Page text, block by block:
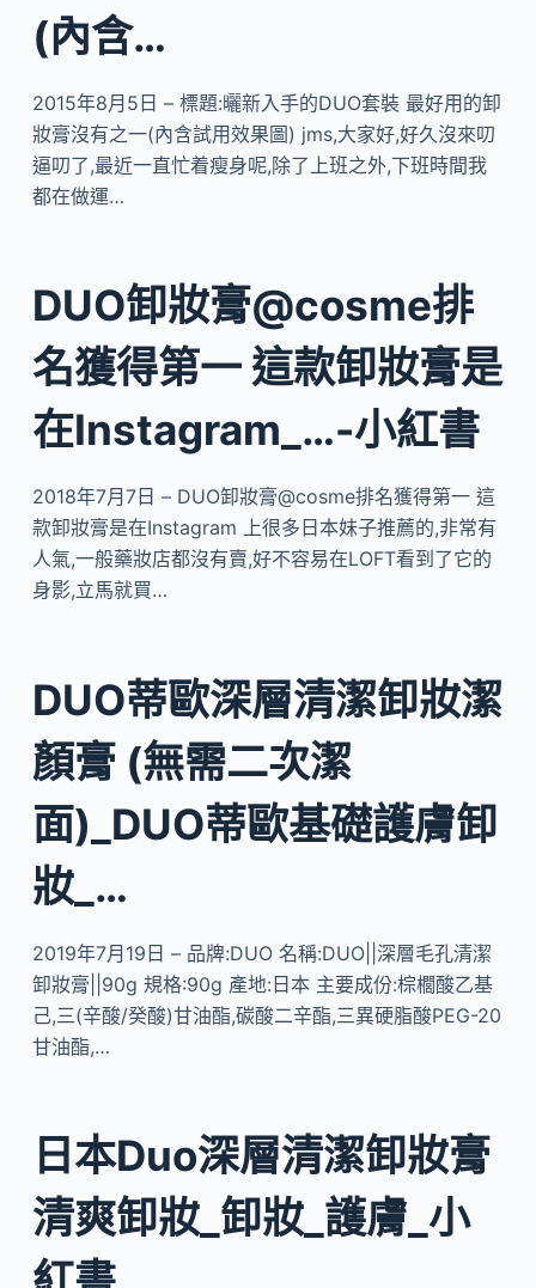
(內含…
2015年8月5日 – 標題:曬新入手的DUO套裝 最好用的卸
妝膏沒有之一(內含試用效果圖) jms,大家好,好久沒來叨
逼叨了,最近一直忙着瘦身呢,除了上班之外,下班時間我
都在做運…
DUO卸妝膏@cosme排
名獲得第一 這款卸妝膏是
在Instagram_…-小紅書
2018年7月7日 – DUO卸妝膏@cosme排名獲得第一 這
款卸妝膏是在Instagram 上很多日本妹子推薦的,非常有
人氣,一般藥妝店都沒有賣,好不容易在LOFT看到了它的
身影,立馬就買…
DUO蒂歐深層清潔卸妝潔
顏膏 (無需二次潔
面)_DUO蒂歐基礎護膚卸
妝_…
2019年7月19日 – 品牌:DUO 名稱:DUO||深層毛孔清潔
卸妝膏||90g 規格:90g 產地:日本 主要成份:棕櫚酸乙基
己,三(辛酸/癸酸)甘油酯,碳酸二辛酯,三異硬脂酸PEG-20
甘油酯,…
日本Duo深層清潔卸妝膏
清爽卸妝_卸妝_護膚_小